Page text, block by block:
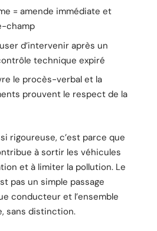
= amende immédiate et
champ
d’intervenir après un
technique expiré
le procès-verbal et la
prouvent le respect de la
rigoureuse, c’est parce que
à sortir les véhicules
et à limiter la pollution. Le
pas un simple passage
conducteur et l’ensemble
sans distinction.